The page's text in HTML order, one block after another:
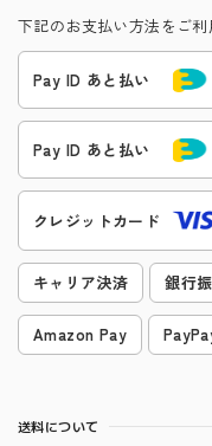
下記のお支払い方法をご利
Pay ID あと払い
Pay ID あと払い
クレジットカード
キャリア決済 銀行
Amazon Pay
送料について